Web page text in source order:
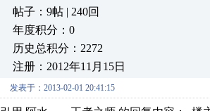
帖子：9帖 | 240回
年度积分：0
历史总积分：2272
注册：2012年11月15日
发表于：2013-02-01 20:41:15